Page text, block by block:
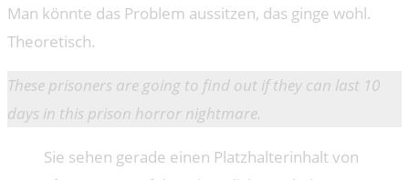
Man könnte das Problem aussitzen, das ginge wohl.
Theoretisch.
These prisoners are going to find out if they can last 10
days in this prison horror nightmare.
Sie sehen gerade einen Platzhalterinhalt von